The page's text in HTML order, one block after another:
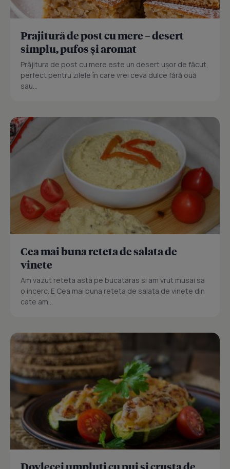
Prajitură de post cu mere – desert
simplu, pufos și aromat
Prăjitura de post cu mere este un desert ușor de făcut,
perfect pentru zilele în care vrei ceva dulce fără ouă
sau...
Cea mai buna reteta de salata de
vinete
Am vazut reteta asta pe bucataras si am vrut musai sa
o incerc. E Cea mai buna reteta de salata de vinete din
cate am...